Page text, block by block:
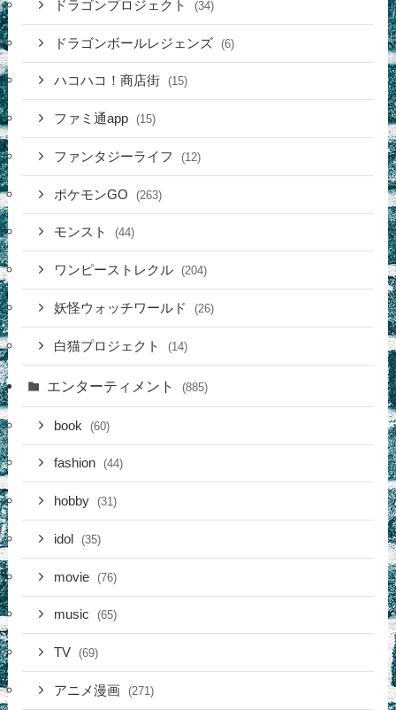
ドラゴンプロジェクト (34)
ドラゴンボールレジェンズ (6)
ハコハコ！商店街 (15)
ファミ通app (15)
ファンタジーライフ (12)
ポケモンGO (263)
モンスト (44)
ワンピーストレクル (204)
妖怪ウォッチワールド (26)
白猫プロジェクト (14)
エンターティメント (885)
book (60)
fashion (44)
hobby (31)
idol (35)
movie (76)
music (65)
TV (69)
アニメ漫画 (271)